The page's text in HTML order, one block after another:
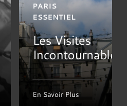
PARIS
ESSENTIEL
Les Visites
Incontournables
En Savoir Plus